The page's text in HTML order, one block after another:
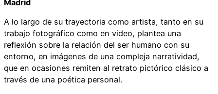
Madrid
A lo largo de su trayectoria como artista, tanto en su
trabajo fotográfico como en video, plantea una
reflexión sobre la relación del ser humano con su
entorno, en imágenes de una compleja narratividad,
que en ocasiones remiten al retrato pictórico clásico a
través de una poética personal.